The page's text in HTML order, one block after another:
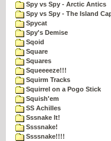
Spy vs Spy - Arctic Antics
Spy vs Spy - The Island
Spycat
Spy's Demise
Sqoid
Square
Squares
Squeeeeze!!!
Squirm Tracks
Squirrel on a Pogo Stick
Squish'em
SS Achilles
Sssnake It!
Ssssnake!
Ssssnake!!!!